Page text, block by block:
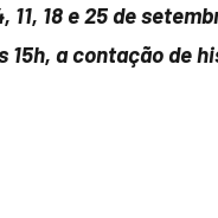
18 e 25 de
15h, a contação de